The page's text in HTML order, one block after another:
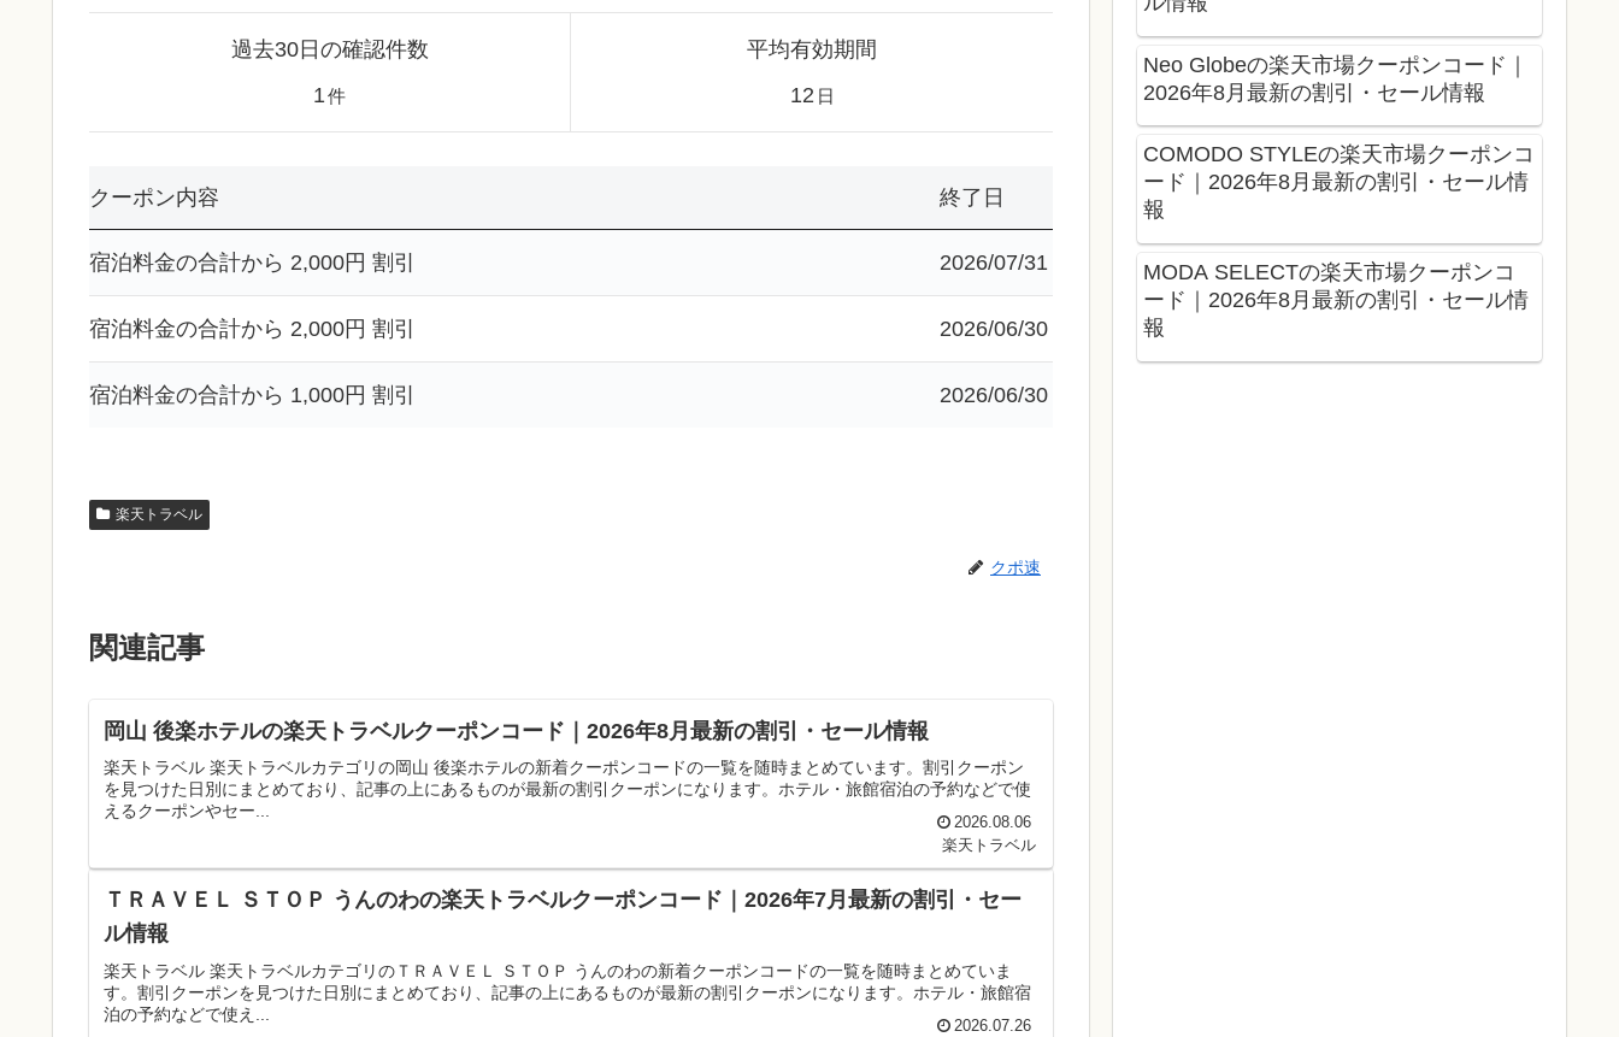
過去30日の確認件数
1件
平均有効期間
12 日
クーポン内容 終了日
宿泊料金の合計から 2,000円 割引 2026/07/31
宿泊料金の合計から 2,000円 割引 2026/06/30
宿泊料金の合計から 1,000円 割引 2026/06/30
楽天トラベル
クポ速
関連記事
岡山 後楽ホテルの楽天トラベルクーポンコード｜2026年8月最新の割引・セール情報
楽天トラベル 楽天トラベルカテゴリの岡山 後楽ホテルの新着クーポンコードの一覧を随時まとめています。割引クーポン
を見つけた日別にまとめており、記事の上にあるものが最新の割引クーポンになります。ホテル・旅館宿泊の予約などで使
えるクーポンやセー...
2026.08.06
楽天トラベル
ＴＲＡＶＥＬ ＳＴＯＰ うんのわの楽天トラベルクーポンコード｜2026年7月最新の割引・セー
ル情報
楽天トラベル 楽天トラベルカテゴリのＴＲＡＶＥＬ ＳＴＯＰ うんのわの新着クーポンコードの一覧を随時まとめていま
す。割引クーポンを見つけた日別にまとめており、記事の上にあるものが最新の割引クーポンになります。ホテル・旅館宿
泊の予約などで使え...
2026.07.26
Neo Globeの楽天市場クーポンコード｜
2026年8月最新の割引・セール情報
COMODO STYLEの楽天市場クーポンコ
ード｜2026年8月最新の割引・セール情
報
MODA SELECTの楽天市場クーポンコ
ード｜2026年8月最新の割引・セール情
報